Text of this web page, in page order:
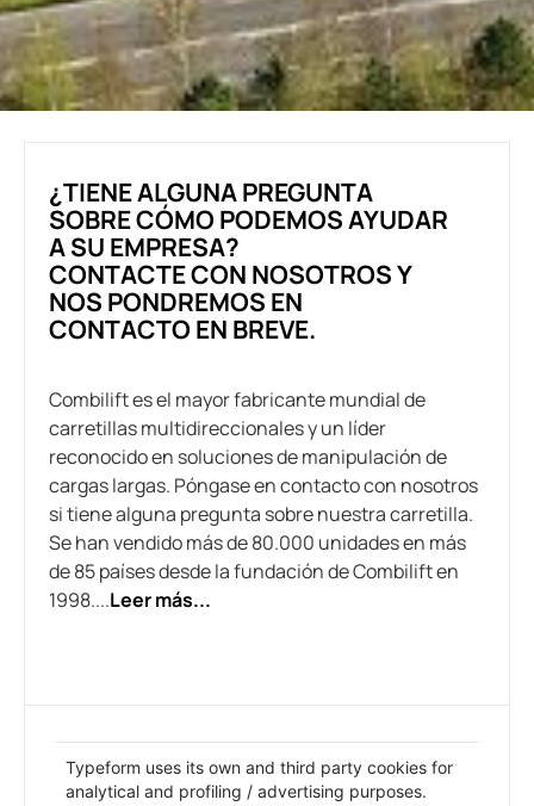
¿TIENE ALGUNA PREGUNTA
SOBRE CÓMO PODEMOS AYUDAR
A SU EMPRESA?
CONTACTE CON NOSOTROS Y
NOS PONDREMOS EN
CONTACTO EN BREVE.
Combilift es el mayor fabricante mundial de
carretillas multidireccionales y un líder
reconocido en soluciones de manipulación de
cargas largas. Póngase en contacto con nosotros
si tiene alguna pregunta sobre nuestra carretilla.
Se han vendido más de 80.000 unidades en más
de 85 países desde la fundación de Combilift en
1998....Leer más...